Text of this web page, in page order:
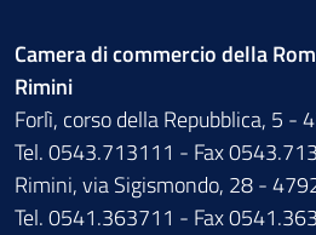
Camera di commercio della
Rimini
Forlì, corso della Repubblica, 5 -
Tel. 0543.713111 - Fax
Rimini, via Sigismondo, 28 -
Tel. 0541.363711 - Fax